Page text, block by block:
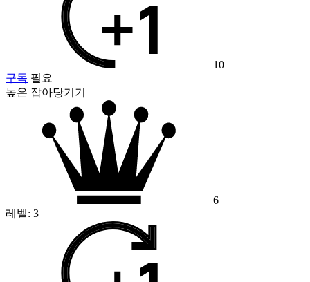
10
구독 필요
높은 잡아당기기
6
레벨: 3